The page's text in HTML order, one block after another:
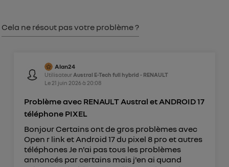
Cela ne résout pas votre problème ?
Alan24
Utilisateur Austral E-Tech full hybrid - RENAULT
Le 21 juin 2026à 20:08
Problème avec RENAULT Austral et ANDROID 17
téléphone PIXEL
Bonjour Certains ont de gros problèmes avec
Open r link et Android 17 du pixel 8 pro et autres
téléphones Je n'ai pas tous les problèmes
annoncés par certains mais j'en ai quand
") ou via la page « gérer Utiq » en bas de ce site.
Pour plus d'informations, veuillez consulter